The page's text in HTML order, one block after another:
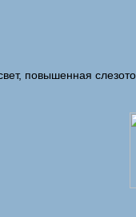
повышенная